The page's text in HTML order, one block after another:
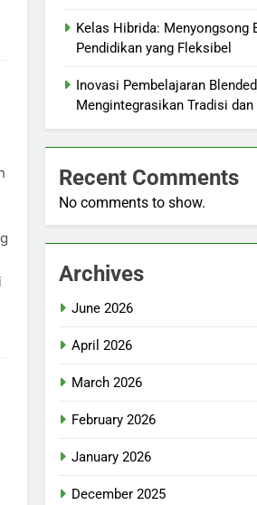
Kelas Hibrida: Menyongsong
Pendidikan yang Fleksibel
Inovasi Pembelajaran
Mengintegrasikan Tradisi
Recent Comments
No comments to show.
Archives
June 2026
April 2026
March 2026
February 2026
January 2026
December 2025